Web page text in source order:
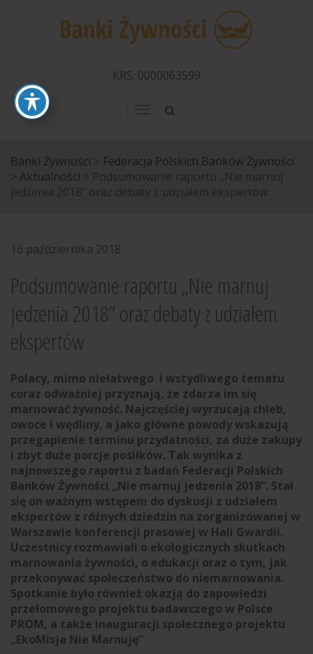
KRS: 0000063599
Menu
Banki Żywności > Federacja Polskich Banków Żywności
> Aktualności > Podsumowanie raportu „Nie marnuj
jedzenia 2018” oraz debaty z udziałem ekspertów
16 października 2018
Podsumowanie raportu „Nie marnuj
jedzenia 2018” oraz debaty z udziałem
ekspertów
Polacy, mimo niełatwego i wstydliwego tematu
coraz odważniej przyznają, że zdarza im się
marnować żywność. Najczęściej wyrzucają chleb,
owoce i wędliny, a jako główne powody wskazują
przegapienie terminu przydatności, za duże zakupy
i zbyt duże porcje posiłków. Tak wynika z
najnowszego raportu z badań Federacji Polskich
Banków Żywności „Nie marnuj jedzenia 2018”. Stał
się on ważnym wstępem do dyskusji z udziałem
ekspertów z różnych dziedzin na zorganizowanej w
Warszawie konferencji prasowej w Hali Gwardii.
Uczestnicy rozmawiali o ekologicznych skutkach
marnowania żywności, o edukacji oraz o tym, jak
przekonywać społeczeństwo do niemarnowania.
Spotkanie było również okazją do zapowiedzi
przełomowego projektu badawczego w Polsce
PROM, a także inauguracji społecznego projektu
„EkoMisja Nie Marnuję”